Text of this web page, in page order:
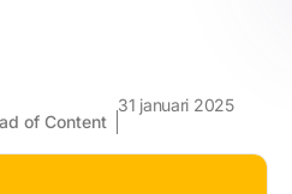
of Content
31 januari 2025